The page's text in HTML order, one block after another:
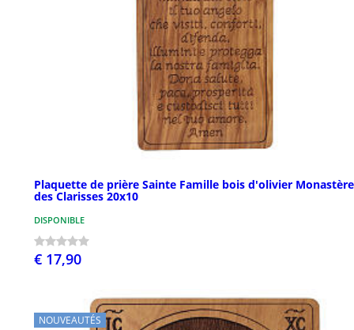
Plaquette de prière Sainte Famille bois d'olivier Monastère
des Clarisses 20x10
DISPONIBLE
€ 17,90
NOUVEAUTÉS